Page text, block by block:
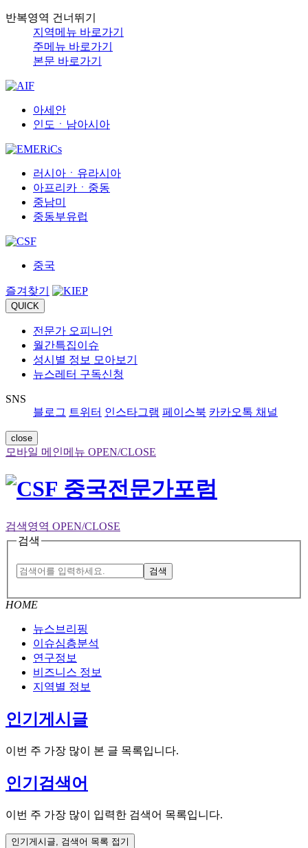
반복영역 건너뛰기
지역메뉴 바로가기
주메뉴 바로가기
본문 바로가기
아세안
인도ㆍ남아시아
러시아ㆍ유라시아
아프리카ㆍ중동
중남미
중동부유럽
중국
즐겨찾기
QUICK
전문가 오피니언
월간특집이슈
성시별 정보 모아보기
뉴스레터 구독신청
SNS
블로그 트위터 인스타그램 페이스북 카카오톡 채널
close
모바일 메인메뉴 OPEN/CLOSE
검색영역 OPEN/CLOSE
검색
검색
HOME
뉴스브리핑
이슈심층분석
연구정보
비즈니스 정보
지역별 정보
인기게시글
이번 주 가장 많이 본 글 목록입니다.
인기검색어
이번 주 가장 많이 입력한 검색어 목록입니다.
인기게시글, 검색어 목록 접기